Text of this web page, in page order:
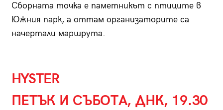
Сборната точка е паметникът с птиците в
Южния парк, а оттам организаторите са
начертали маршрута.
HYSTER
ПЕТЪК И СЪБОТА, ДНК, 19.30